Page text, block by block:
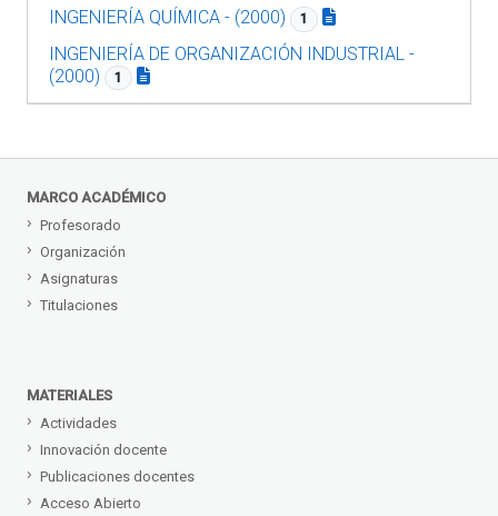
INGENIERÍA QUÍMICA - (2000) 1
INGENIERÍA DE ORGANIZACIÓN INDUSTRIAL -
(2000)
1
MARCO ACADÉMICO
Profesorado
Organización
Asignaturas
Titulaciones
MATERIALES
Actividades
Innovación docente
Publicaciones docentes
Acceso Abierto